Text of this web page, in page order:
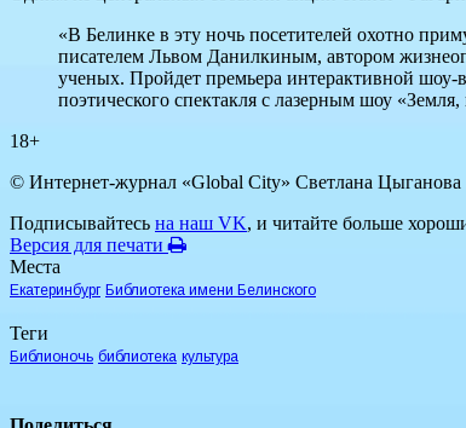
«В Белинке в эту ночь посетителей охотно
писателем Львом Данилкиным, автором
ученых. Пройдет премьера интерактивной
поэтического спектакля с лазерным шоу
18+
© Интернет-журнал «Global City» Светлана Цыганова
Подписывайтесь на наш VK, и читайте больше
Версия для печати
Места
Екатеринбург Библиотека имени Белинского
Теги
Библионочь библиотека культура